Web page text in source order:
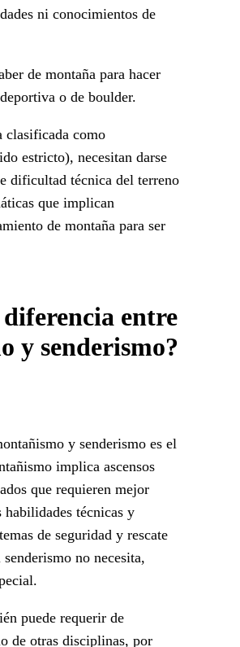
ni conocimientos de
de montaña para hacer
o de boulder.
clasificada como
estricto), necesitan darse
dificultad técnica del terreno
que implican
de montaña para ser
entre
y senderismo?
y senderismo es el
implica ascensos
que requieren mejor
técnicas y
de seguridad y rescate
no necesita,
puede requerir de
de otras disciplinas, por